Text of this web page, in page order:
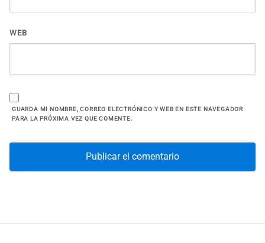
WEB
GUARDA MI NOMBRE, CORREO ELECTRÓNICO Y WEB EN ESTE NAVEGADOR
PARA LA PRÓXIMA VEZ QUE COMENTE.